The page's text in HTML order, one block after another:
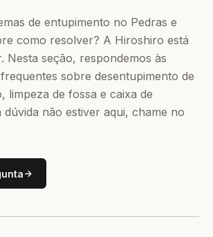
de entupimento no Pedras e
como resolver? A Hiroshiro está
Nesta seção, respondemos às
sobre desentupimento de
limpeza de fossa e caixa de
não estiver aqui, chame no